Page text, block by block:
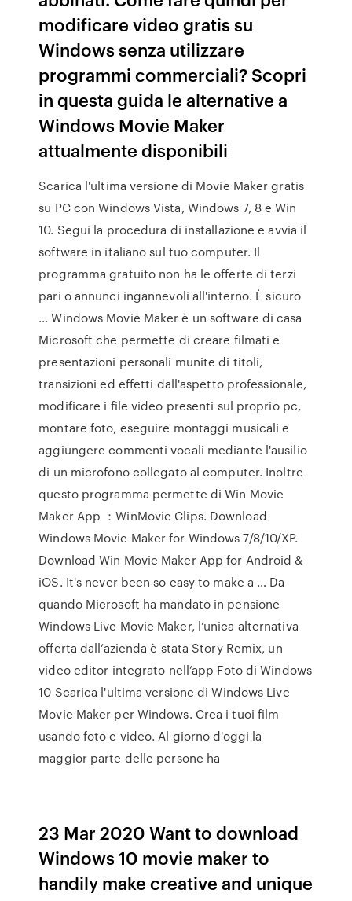
modificare video gratis su
Windows senza utilizzare
programmi commerciali? Scopri
in questa guida le alternative a
Windows Movie Maker
attualmente disponibili
Scarica l'ultima versione di Movie Maker gratis
su PC con Windows Vista, Windows 7, 8 e Win
10. Segui la procedura di installazione e avvia il
software in italiano sul tuo computer. Il
programma gratuito non ha le offerte di terzi
pari o annunci ingannevoli all'interno. È sicuro
… Windows Movie Maker è un software di casa
Microsoft che permette di creare filmati e
presentazioni personali munite di titoli,
transizioni ed effetti dall'aspetto professionale,
modificare i file video presenti sul proprio pc,
montare foto, eseguire montaggi musicali e
aggiungere commenti vocali mediante l'ausilio
di un microfono collegato al computer. Inoltre
questo programma permette di Win Movie
Maker App ：WinMovie Clips. Download
Windows Movie Maker for Windows 7/8/10/XP.
Download Win Movie Maker App for Android &
iOS. It's never been so easy to make a … Da
quando Microsoft ha mandato in pensione
Windows Live Movie Maker, l’unica alternativa
offerta dall’azienda è stata Story Remix, un
video editor integrato nell’app Foto di Windows
10 Scarica l'ultima versione di Windows Live
Movie Maker per Windows. Crea i tuoi film
usando foto e video. Al giorno d'oggi la
maggior parte delle persone ha
23 Mar 2020 Want to download
Windows 10 movie maker to
handily make creative and unique